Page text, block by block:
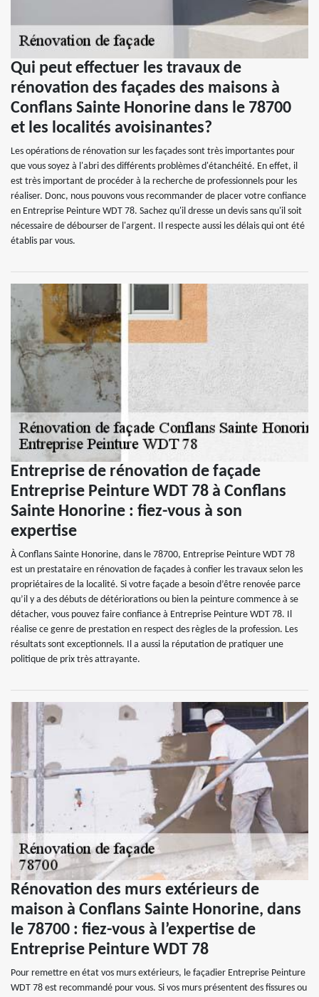
Qui peut effectuer les travaux de
rénovation des façades des maisons à
Conflans Sainte Honorine dans le 78700
et les localités avoisinantes?
Les opérations de rénovation sur les façades sont très importantes pour
que vous soyez à l'abri des différents problèmes d'étanchéité. En effet, il
est très important de procéder à la recherche de professionnels pour les
réaliser. Donc, nous pouvons vous recommander de placer votre confiance
en Entreprise Peinture WDT 78. Sachez qu'il dresse un devis sans qu'il soit
nécessaire de débourser de l'argent. Il respecte aussi les délais qui ont été
établis par vous.
Entreprise de rénovation de façade
Entreprise Peinture WDT 78 à Conflans
Sainte Honorine : fiez-vous à son
expertise
À Conflans Sainte Honorine, dans le 78700, Entreprise Peinture WDT 78
est un prestataire en rénovation de façades à confier les travaux selon les
propriétaires de la localité. Si votre façade a besoin d’être renovée parce
qu’il y a des débuts de détériorations ou bien la peinture commence à se
détacher, vous pouvez faire confiance à Entreprise Peinture WDT 78. Il
réalise ce genre de prestation en respect des règles de la profession. Les
résultats sont exceptionnels. Il a aussi la réputation de pratiquer une
politique de prix très attrayante.
Rénovation des murs extérieurs de
maison à Conflans Sainte Honorine, dans
le 78700 : fiez-vous à l’expertise de
Entreprise Peinture WDT 78
Pour remettre en état vos murs extérieurs, le façadier Entreprise Peinture
WDT 78 est recommandé pour vous. Si vos murs présentent des fissures ou